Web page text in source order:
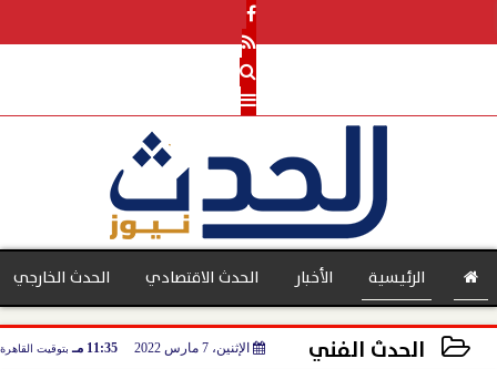
الرئيسية الأخبار الحدث الاقتصادي الحدث الخارجي
الحدث الفني الإثنين، 7 مارس 2022 11:35 مـ بتوقيت القاهرة